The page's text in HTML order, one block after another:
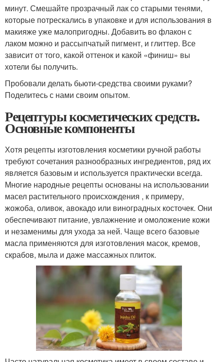
минут. Смешайте прозрачный лак со старыми тенями,
которые потрескались в упаковке и для использования в
макияже уже малопригодны. Добавить во флакон с
лаком можно и рассыпчатый пигмент, и глиттер. Все
зависит от того, какой оттенок и какой «финиш» вы
хотели бы получить.
Пробовали делать бьюти-средства своими руками?
Поделитесь с нами своим опытом.
Рецептуры косметических средств.
Основные компоненты
Хотя рецепты изготовления косметики ручной работы
требуют сочетания разнообразных ингредиентов, ряд их
является базовым и используется практически всегда.
Многие народные рецепты основаны на использовании
масел растительного происхождения , к примеру,
жожоба, оливок, авокадо или виноградных косточек. Они
обеспечивают питание, увлажнение и омоложение кожи
и незаменимы для ухода за ней. Чаще всего базовые
масла применяются для изготовления масок, кремов,
скрабов, мыла и даже массажных плиток.